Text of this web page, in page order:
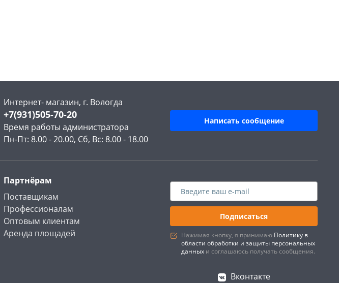
Интернет- магазин, г. Вологда
+7(931)505-70-20
Время работы администратора
Пн-Пт: 8.00 - 20.00, Сб, Вс: 8.00 - 18.00
Написать сообщение
Партнёрам
Поставщикам
Профессионалам
Оптовым клиентам
Аренда площадей
Подписаться
Нажимая кнопку, я принимаю Политику в
области обработки и защиты персональных
данных и соглашаюсь получать сообщения.
Вконтакте
раз в 2 недели